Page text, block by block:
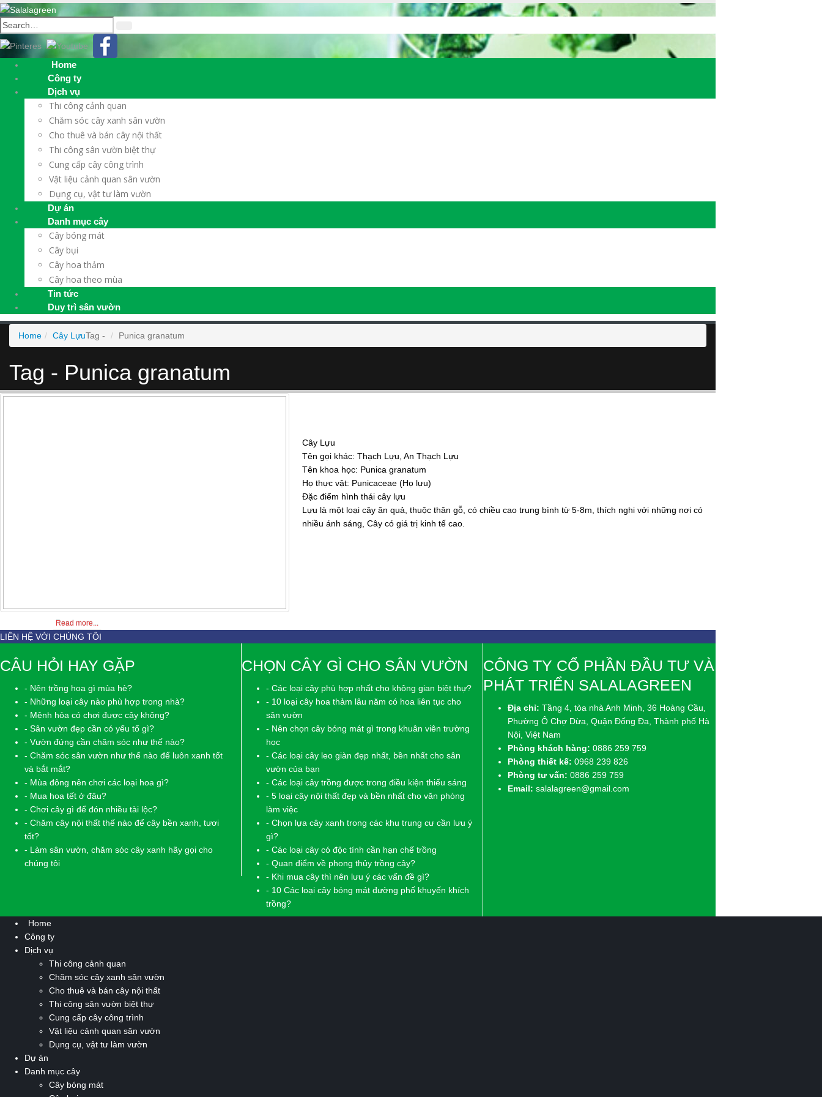
Home
Công ty
Dịch vụ
Thi công cảnh quan
Chăm sóc cây xanh sân vườn
Cho thuê và bán cây nội thất
Thi công sân vườn biệt thự
Cung cấp cây công trình
Vật liệu cảnh quan sân vườn
Dụng cụ, vật tư làm vườn
Dự án
Danh mục cây
Cây bóng mát
Cây bụi
Cây hoa thảm
Cây hoa theo mùa
Tin tức
Duy trì sân vườn
Home Cây LựuTag - Punica granatum
Tag - Punica granatum
Cây Lựu
Tên gọi khác: Thạch Lựu, An Thạch Lựu
Tên khoa học: Punica granatum
Họ thực vật: Punicaceae (Họ lựu)
Đặc điểm hình thái cây lựu
Lựu là một loại cây ăn quả, thuộc thân gỗ, có chiều cao trung bình từ 5-8m, thích nghi với những nơi có
nhiều ánh sáng, Cây có giá trị kinh tế cao.
Read more...
LIÊN HỆ VỚI CHÚNG TÔI
CÂU HỎI HAY GẶP
- Nên trồng hoa gì mùa hè?
- Những loại cây nào phù hợp trong nhà?
- Mệnh hỏa có chơi được cây không?
- Sân vườn đẹp cần có yếu tố gì?
- Vườn đứng cần chăm sóc như thế nào?
- Chăm sóc sân vườn như thế nào để luôn xanh tốt
và bắt mắt?
- Mùa đông nên chơi các loại hoa gì?
- Mua hoa tết ở đâu?
- Chơi cây gì để đón nhiều tài lộc?
- Chăm cây nội thất thế nào để cây bền xanh, tươi
tốt?
- Làm sân vườn, chăm sóc cây xanh hãy gọi cho
chúng tôi
CHỌN CÂY GÌ CHO SÂN VƯỜN
- Các loại cây phù hợp nhất cho không gian biệt thự?
- 10 loại cây hoa thảm lâu năm có hoa liên tục cho
sân vườn
- Nên chọn cây bóng mát gì trong khuân viên trường
học
- Các loại cây leo giàn đẹp nhất, bền nhất cho sân
vườn của bạn
- Các loại cây trồng được trong điều kiện thiếu sáng
- 5 loại cây nội thất đẹp và bền nhất cho văn phòng
làm việc
- Chọn lựa cây xanh trong các khu trung cư cần lưu ý
gì?
- Các loại cây có độc tính cần hạn chế trồng
- Quan điểm về phong thủy trồng cây?
- Khi mua cây thì nên lưu ý các vấn đề gì?
- 10 Các loại cây bóng mát đường phố khuyến khích
trồng?
CÔNG TY CỔ PHẦN ĐẦU TƯ VÀ
PHÁT TRIỂN SALALAGREEN
Địa chỉ: Tầng 4, tòa nhà Anh Minh, 36 Hoàng Cầu,
Phường Ô Chợ Dừa, Quận Đống Đa, Thành phố Hà
Nội, Việt Nam
Phòng khách hàng: 0886 259 759
Phòng thiết kế: 0968 239 826
Phòng tư vấn: 0886 259 759
Email: salalagreen@gmail.com
Home
Công ty
Dịch vụ
Thi công cảnh quan
Chăm sóc cây xanh sân vườn
Cho thuê và bán cây nội thất
Thi công sân vườn biệt thự
Cung cấp cây công trình
Vật liệu cảnh quan sân vườn
Dụng cụ, vật tư làm vườn
Dự án
Danh mục cây
Cây bóng mát